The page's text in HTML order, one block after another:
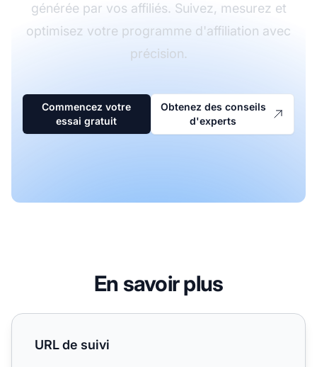
générée par vos affiliés. Suivez, mesurez et
optimisez votre programme d'affiliation avec
précision.
Commencez votre
essai gratuit
Obtenez des conseils
d'experts
En savoir plus
URL de suivi
URL de suivi